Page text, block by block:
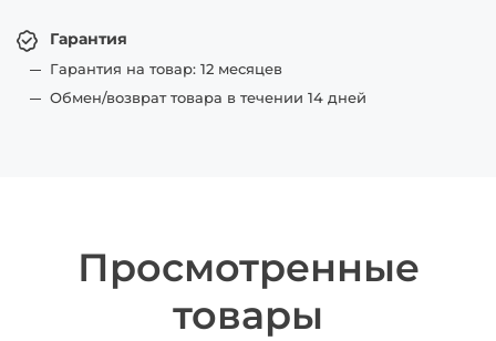
Гарантия
Гарантия на товар: 12 месяцев
Обмен/возврат товара в течении 14 дней
Просмотренные
товары